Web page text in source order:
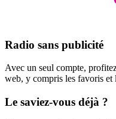
Radio sans publicité
Avec un seul compte,
web, y compris les favoris et
Le saviez-vous déjà ?